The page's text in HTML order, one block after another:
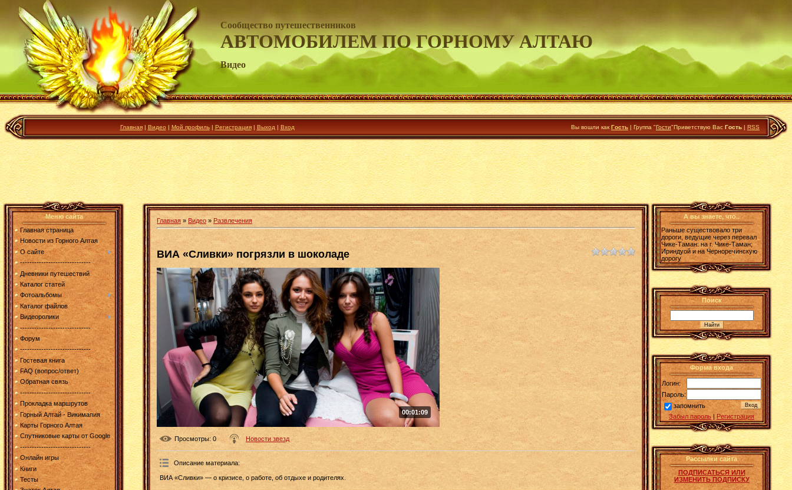
Сообщество путешественников
АВТОМОБИЛЕМ ПО ГОРНОМУ АЛТАЮ
Видео
Главная| Видео| Мой профиль| Регистрация| Выход | Вход Вы вошли как Гость | Группа "Гости"Приветствую Вас Гость | RSS
Меню сайта
Главная страница
Новости из Горного Алтая
О сайте
------------------------------
Дневники путешествий
Каталог статей
Фотоальбомы
Каталог файлов
Видеоролики
------------------------------
Форум
------------------------------
Гостевая книга
FAQ (вопрос/ответ)
Обратная связь
------------------------------
Прокладка маршрутов
Горный Алтай - Викимапия
Карты Горного Алтая
Спутниковые карты от Google
------------------------------
Онлайн игры
Книги
Тесты
Главная » Видео» Развлечения
ВИА «Сливки» погрязли в шоколаде
00:01:09
Просмотры: 0 Новости звезд
Описание материала:
ВИА «Сливки» — о кризисе, о работе, об отдыхе и родителях.
А вы знаете, что..
Раньше существовало три
дороги, ведущие через перевал
Чике-Таман: на г. Чике-Таман;
Ириндуой и на Черноречинскую
дорогу
Поиск
Форма входа
Логин:
Пароль:
запомнить
Забыл пароль | Регистрация
Рассылки сайта
ПОДПИСАТЬСЯ ИЛИ
ИЗМЕНИТЬ ПОДПИСКУ